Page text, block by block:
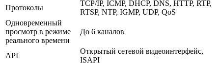
Протоколы
TCP/IP, ICMP, DHCP, DNS, HTTP, RTP,
RTSP, NTP, IGMP, UDP, QoS
Одновременный
просмотр в режиме
реального времени
До 6 каналов
API
Открытый сетевой видеоинтерфейс,
ISAPI